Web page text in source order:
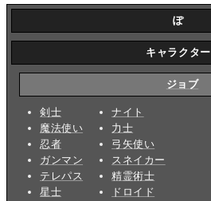
ぽ
キャラクター
ジョブ
剣士
魔法使い
忍者
ガンマン
テレパス
星士
ナイト
力士
弓矢使い
スネイカー
精霊術士
ドロイド